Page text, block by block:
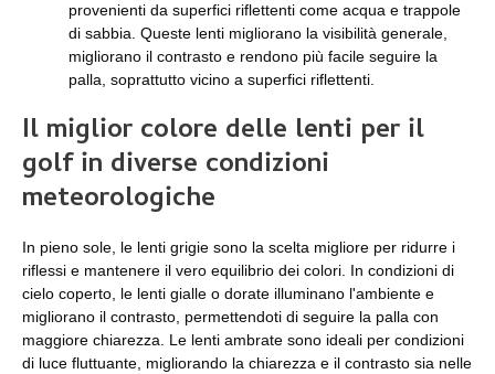
provenienti da superfici riflettenti come acqua e trappole
di sabbia. Queste lenti migliorano la visibilità generale,
migliorano il contrasto e rendono più facile seguire la
palla, soprattutto vicino a superfici riflettenti.
Il miglior colore delle lenti per il
golf in diverse condizioni
meteorologiche
In pieno sole, le lenti grigie sono la scelta migliore per ridurre i
riflessi e mantenere il vero equilibrio dei colori. In condizioni di
cielo coperto, le lenti gialle o dorate illuminano l'ambiente e
migliorano il contrasto, permettendoti di seguire la palla con
maggiore chiarezza. Le lenti ambrate sono ideali per condizioni
di luce fluttuante, migliorando la chiarezza e il contrasto sia nelle